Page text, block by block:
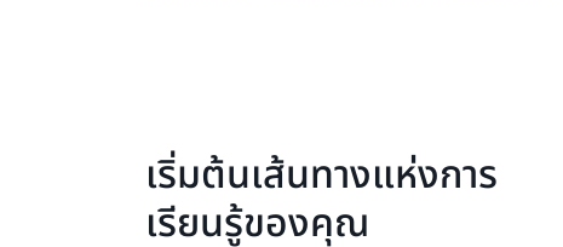
เริ่มต้นเส้นทางแห่งการ
เรียนรู้ของคุณ